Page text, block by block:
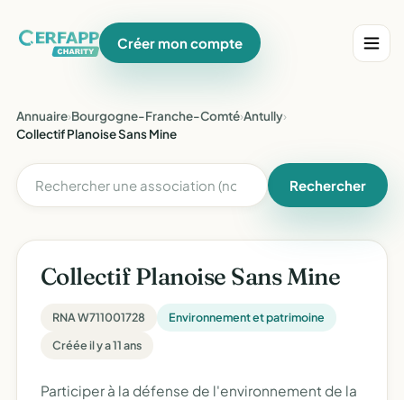
Créer mon compte
Annuaire›Bourgogne-Franche-Comté›Antully›
Collectif Planoise Sans Mine
Rechercher
Collectif Planoise Sans Mine
RNA W711001728
Environnement et patrimoine
Créée il y a 11 ans
Participer à la défense de l'environnement de la